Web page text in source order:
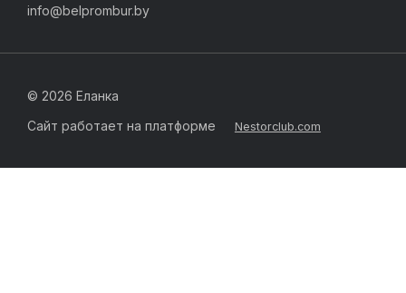
info@belprombur.by
© 2026 Еланка
Сайт работает на платформе
Nestorclub.com